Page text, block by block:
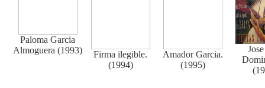
Paloma Garcia
Almoguera (1993)
Firma ilegible.
(1994)
Amador Garcia.
(1995)